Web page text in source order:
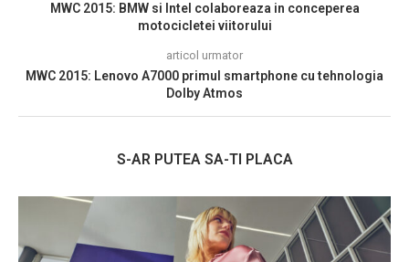
MWC 2015: BMW si Intel colaboreaza in conceperea
motocicletei viitorului
articol urmator
MWC 2015: Lenovo A7000 primul smartphone cu tehnologia
Dolby Atmos
S-AR PUTEA SA-TI PLACA